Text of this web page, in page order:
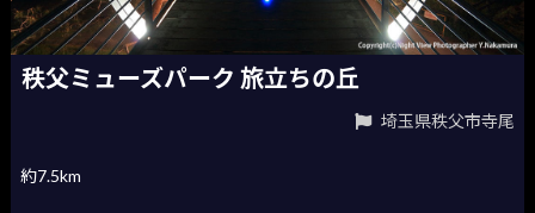
秩父ミューズパーク 旅立ちの丘
埼玉県秩父市寺尾
約7.5km